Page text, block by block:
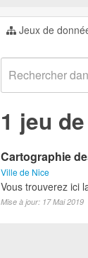
Jeux de
1 jeu
Cartographie
Ville de Nice
Vous trouverez ici
Mise à jour: 17 Mai 2019